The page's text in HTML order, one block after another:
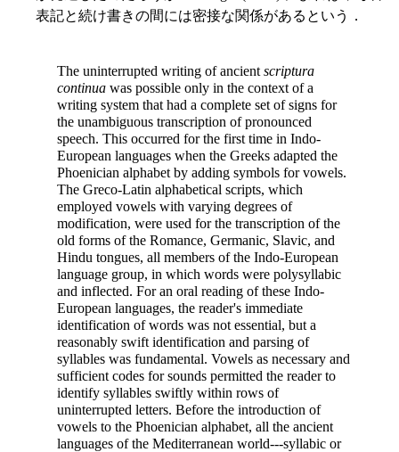
表記と続け書きの間には密接な関係があるという．
The uninterrupted writing of ancient scriptura
continua was possible only in the context of a
writing system that had a complete set of signs for
the unambiguous transcription of pronounced
speech. This occurred for the first time in Indo-
European languages when the Greeks adapted the
Phoenician alphabet by adding symbols for vowels.
The Greco-Latin alphabetical scripts, which
employed vowels with varying degrees of
modification, were used for the transcription of the
old forms of the Romance, Germanic, Slavic, and
Hindu tongues, all members of the Indo-European
language group, in which words were polysyllabic
and inflected. For an oral reading of these Indo-
European languages, the reader's immediate
identification of words was not essential, but a
reasonably swift identification and parsing of
syllables was fundamental. Vowels as necessary and
sufficient codes for sounds permitted the reader to
identify syllables swiftly within rows of
uninterrupted letters. Before the introduction of
vowels to the Phoenician alphabet, all the ancient
languages of the Mediterranean world---syllabic or